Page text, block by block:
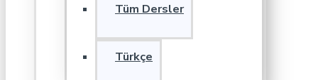
Tüm Dersler
Türkçe